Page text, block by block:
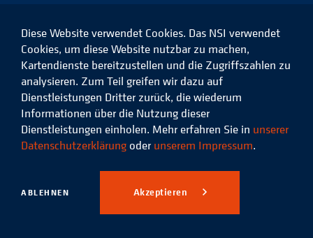
Das
NSI
Facebook
Das
NSI
auf
LinkedIn
Das
NSI
auf
Instagram
Das
Xing
© 2026 Niedersächsisches
Studieninstitut für kommunale
Verwaltung e.V.
Datenschutz Impressum
Diese Website verwendet Cookies. Das NSI verwendet
Cookies, um diese Website nutzbar zu machen,
Kartendienste bereitzustellen und die Zugriffszahlen zu
analysieren. Zum Teil greifen wir dazu auf
Dienstleistungen Dritter zurück, die wiederum
Informationen über die Nutzung dieser
Dienstleistungen einholen. Mehr erfahren Sie in unserer
Datenschutzerklärung oder unserem Impressum.
ABLEHNEN Akzeptieren